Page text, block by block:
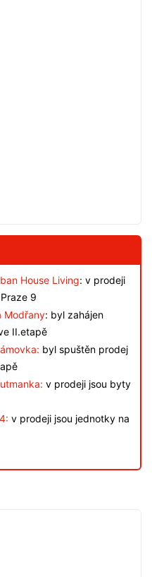
House Living: v prodeji
9
Modřany: byl zahájen
II.etapě
byl spuštěn prodej
v prodeji jsou byty
v prodeji jsou jednotky na